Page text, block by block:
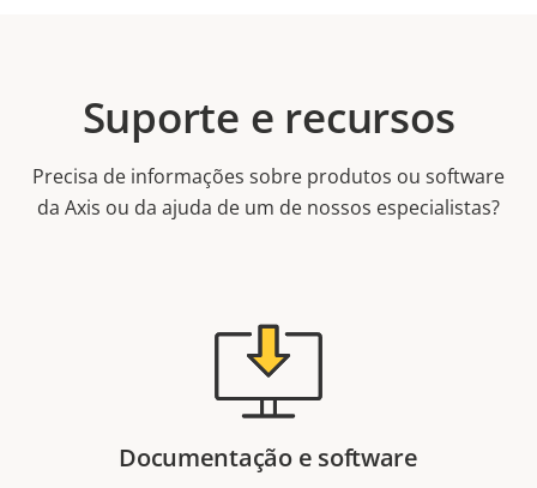
Suporte e recursos
Precisa de informações sobre produtos ou software
da Axis ou da ajuda de um de nossos especialistas?
Documentação e software